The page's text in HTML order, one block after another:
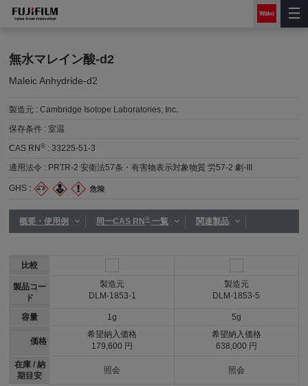
無水マレイン酸-d2
Maleic Anhydride-d2
製造元 :Cambridge Isotope Laboratories, Inc.
保存条件 :室温
CAS RN® :33225-51-3
適用法令 : PRTR-2 安衛法57条・有害物表示対象物質 労57-2 劇-III
GHS :
概要・使用例 同一CAS RN®一覧 関連製品
比較
製品コー
ド
容量
価格
在庫 / 納
期目安
製造元
DLM-1853-1
1g
希望納入価格
179,600 円
照会
製造元
DLM-1853-5
5g
希望納入価格
638,000 円
照会